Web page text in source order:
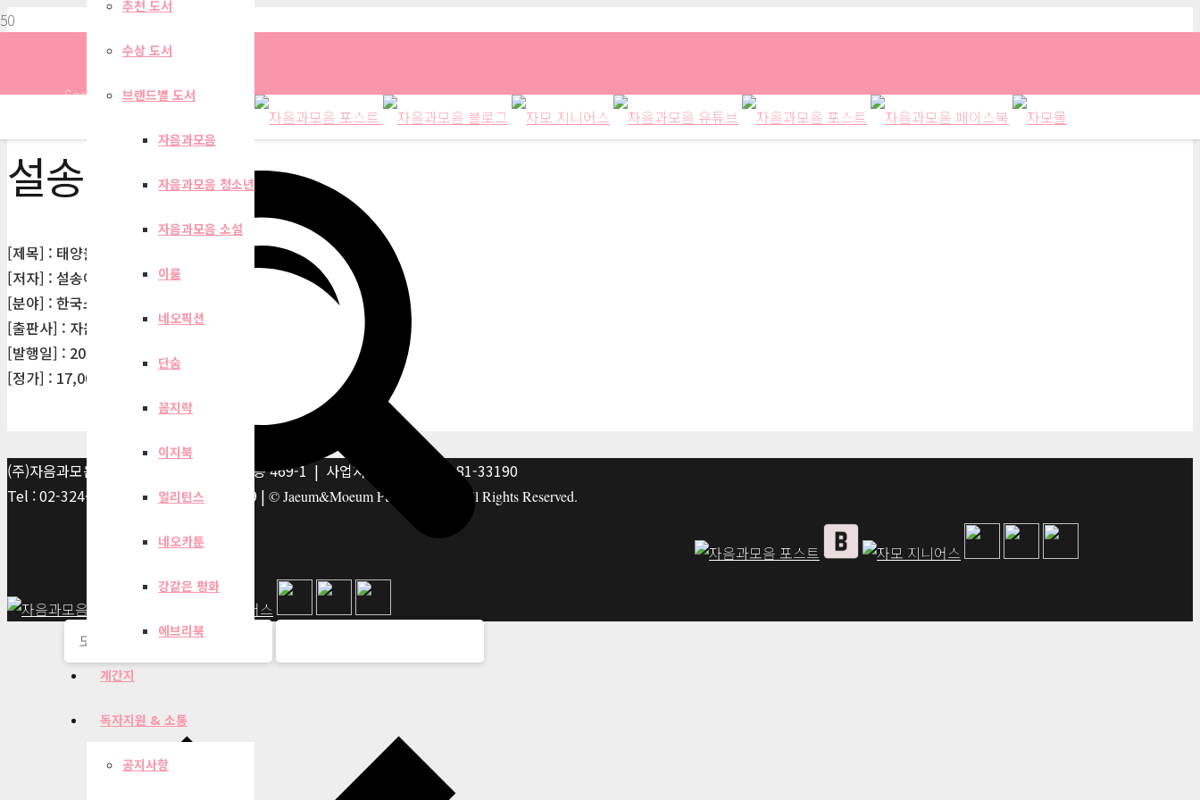
Search
추천 도서
수상 도서
브랜드별 도서
자음과모음
자음과모음 청소년
자음과모음 소설
이룸
네오픽션
단숨
꼼지락
이지북
얼리틴스
네오카툰
강같은 평화
에브리북
계간지
독자지원 & 소통
공지사항
설송아
[제목] : 태양을 훔친 여자
[저자] : 설송아
[분야] : 한국소설
[출판사] : 자음과모음
[발행일] : 2023-06-02
[정가] : 17,000원
(주)자음과모음 | 10881 경기 파주시 서패동 469-1 | 사업자등록번호: 117-81-33190
Tel : 02-324-2347 | Fax : 02-6959-8459 | © Jaeum&Moeum Publishing co. All Rights Reserved.